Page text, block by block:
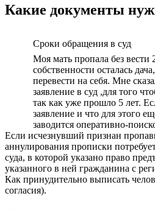
Какие документы
Сроки обращения в суд
Моя мать пропала без вести
собственности осталась
перевести на себя. Мне
заявление в суд ,для того
так как уже прошло 5 лет.
заявление и что для этого
заводится оперативно-
Если исчезнувший признан
аннулирования прописки
суда, в которой указано право
указанного в ней гражданина с
Как принудительно выписать
согласия).